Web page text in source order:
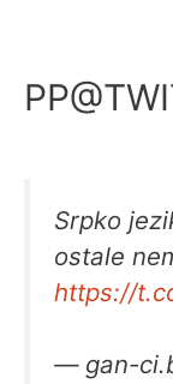
Srpko
ostale
https://
— gan-